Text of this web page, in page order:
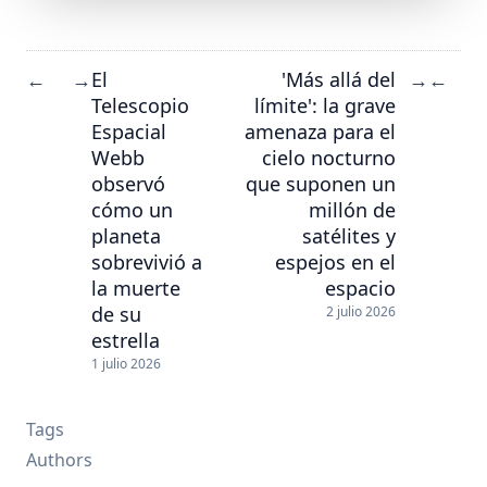
← →El
Telescopio
Espacial
Webb
observó
cómo un
planeta
sobrevivió a
la muerte
de su
estrella
1 julio 2026
'Más allá del
límite': la grave
amenaza para el
cielo nocturno
que suponen un
millón de
satélites y
espejos en el
espacio
2 julio 2026
→ ←
Tags
Authors